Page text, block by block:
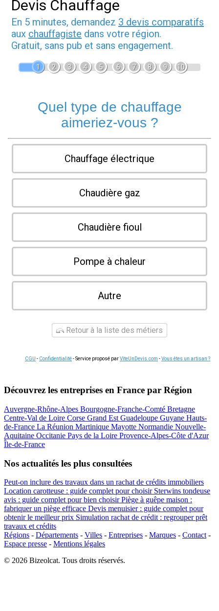
Devis Chauffage
En 5 minutes, demandez 3 devis comparatifs
aux chauffagiste dans votre région.
Gratuit, sans pub et sans engagement.
1 2 3 4 5 6 7 8 9 10
Quel type de chauffage
aimeriez-vous ?
Chauffage électrique
Chaudière gaz
Chaudière fioul
Pompe à chaleur
Autre
Retour à la liste des métiers
CGU - Confidentialité- Service proposé parViteUnDevis.com -Vous êtes un artisan ?
Découvrez les entreprises en France par Région
Auvergne-Rhône-Alpes Bourgogne-Franche-Comté Bretagne
Centre-Val de Loire Corse Grand Est Guadeloupe Guyane Hauts-
de-France La Réunion Martinique Mayotte Normandie Nouvelle-
Aquitaine Occitanie Pays de la Loire Provence-Alpes-Côte d'Azur
Île-de-France
Nos actualités les plus consultées
Peut-on inclure des travaux dans un rachat de crédits immobiliers
Location carotteuse : guide complet pour choisir Sterwins tondeuse
avis : guide complet pour bien choisirPiège à guêpe maison :
fabriquer un piège efficace Devis menuisier : guide complet pour
obtenir le meilleur prix Simulation rachat de crédit : regrouper prêt
travaux et crédits
Régions - Départements - Villes - Entreprises - Marques - Contact -
Espace presse - Mentions légales
© 2026 Bizeolcat. Tous droits réservés.